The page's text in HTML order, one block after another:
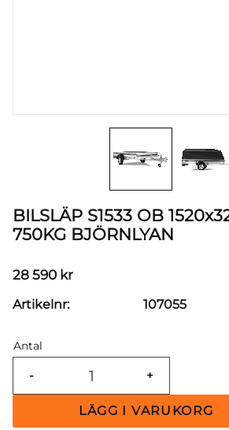
BILSLÄP S1533 OB
750KG BJÖRNLYAN
28 590 kr
Antal
+
-
Artikelnr 107055